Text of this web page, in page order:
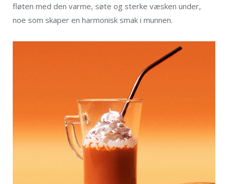
fløten med den varme, søte og sterke væsken under,
noe som skaper en harmonisk smak i munnen.